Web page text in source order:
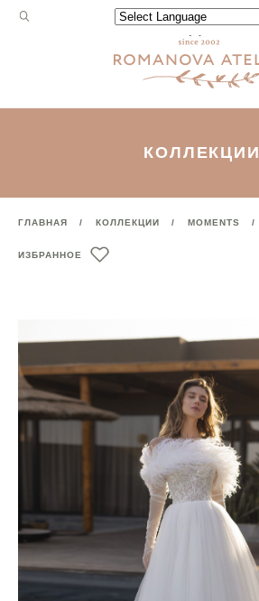
Запрос
Powered by
КОЛЛЕКЦИИ
ГЛАВНАЯ КОЛЛЕКЦИИ MOMENTS
ИЗБРАННОЕ